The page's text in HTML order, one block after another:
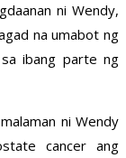
ni Wendy,
na umabot ng
ibang parte ng
ni Wendy
cancer ang